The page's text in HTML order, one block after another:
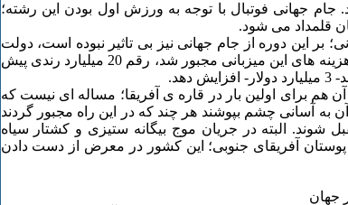
خواهد بود. جام جهانی فوتبال با توجه به ورزش اول بودن این رشته؛
قلمداد می شود.
بر این دوره از جام جهانی نیز بی تاثیر نبوده است، دولت
آفریقای جنوبی برای تامین هزینه های این میزبانی مجبور شد، رقم 20 میلیارد رندی پیش
آن هم برای اولین بار در قاره ی آفریقا؛ مساله ای نیست که
به آسانی چشم بپوشند هر چند که در این راه مجبور گردند
شوند. البته در جریان موج بیگانه ستیزی و کشتار سیاه
آفریقای جنوبی؛ این کشور در معرض از دست دادن
جهان